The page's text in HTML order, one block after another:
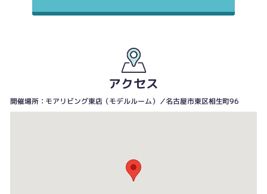
アクセス
開催場所：モアリビング東店（モデルルーム）／名古屋市東区相生町96